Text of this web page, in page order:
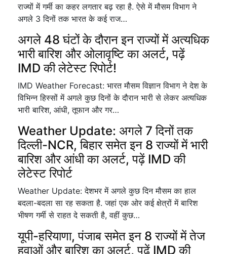
राज्यों में गर्मी का कहर लगतार बढ़ रहा है. ऐसे में मौसम विभाग ने
अगले 3 दिनों तक भारत के कई राज…
अगले 48 घंटों के दौरान इन राज्यों में अत्यधिक
भारी बारिश और ओलावृष्टि का अलर्ट, पढ़ें
IMD की लेटेस्ट रिपोर्ट!
IMD Weather Forecast: भारत मौसम विज्ञान विभाग ने देश के
विभिन्न हिस्सों में अगले कुछ दिनों के दौरान भारी से लेकर अत्यधिक
भारी बारिश, आंधी, तूफान और गर…
Weather Update: अगले 7 दिनों तक
दिल्ली-NCR, बिहार समेत इन 8 राज्यों में भारी
बारिश और आंधी का अलर्ट, पढ़ें IMD की
लेटेस्ट रिपोर्ट
Weather Update: देशभर में अगले कुछ दिन मौसम का हाल
बदला-बदला सा रह सकता है. जहां एक ओर कई क्षेत्रों में बारिश
भीषण गर्मी से राहत दे सकती है, वहीं कुछ…
यूपी-हरियाणा, पंजाब समेत इन 8 राज्यों में तेज
हवाओं और बारिश का अलर्ट, पढ़ें IMD की